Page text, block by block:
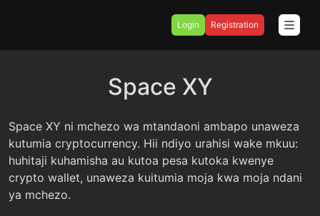
Login Registration
Space XY
Space XY ni mchezo wa mtandaoni ambapo unaweza
kutumia cryptocurrency. Hii ndiyo urahisi wake mkuu:
huhitaji kuhamisha au kutoa pesa kutoka kwenye
crypto wallet, unaweza kuitumia moja kwa moja ndani
ya mchezo.